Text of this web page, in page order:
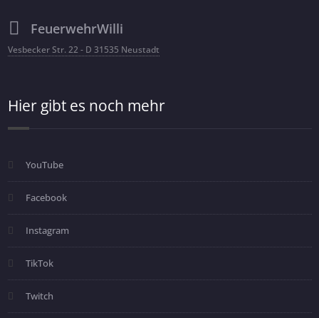
FeuerwehrWilli
Vesbecker Str. 22 - D 31535 Neustadt
Hier gibt es noch mehr
YouTube
Facebook
Instagram
TikTok
Twitch